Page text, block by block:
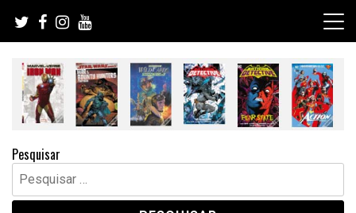
content
Pesquisar
Pesquisar
por: